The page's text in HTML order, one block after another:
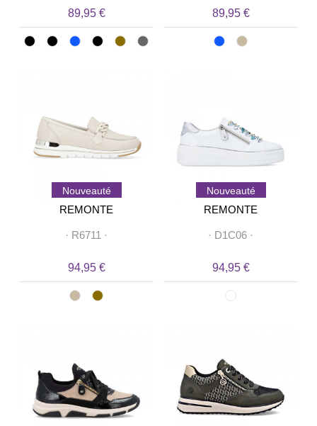
89,95 € 89,95 €
Nouveauté
REMONTE
· R6711 ·
94,95 €
Nouveauté
REMONTE
· D1C06 ·
94,95 €